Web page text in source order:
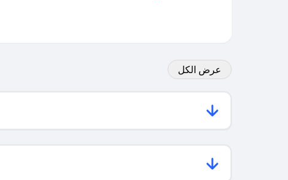
عرض الكل